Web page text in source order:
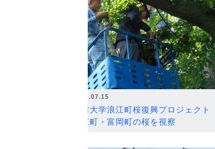
2026.07.15
弘前大学浪江町桜復興プロジェクト
浪江町・富岡町の桜を視察